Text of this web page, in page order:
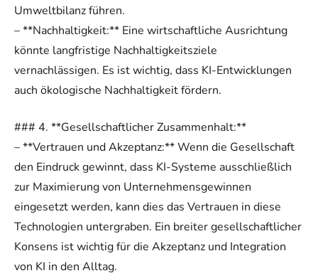
Umweltbilanz führen.
– **Nachhaltigkeit:** Eine wirtschaftliche Ausrichtung
könnte langfristige Nachhaltigkeitsziele
vernachlässigen. Es ist wichtig, dass KI-Entwicklungen
auch ökologische Nachhaltigkeit fördern.
### 4. **Gesellschaftlicher Zusammenhalt:**
– **Vertrauen und Akzeptanz:** Wenn die Gesellschaft
den Eindruck gewinnt, dass KI-Systeme ausschließlich
zur Maximierung von Unternehmensgewinnen
eingesetzt werden, kann dies das Vertrauen in diese
Technologien untergraben. Ein breiter gesellschaftlicher
Konsens ist wichtig für die Akzeptanz und Integration
von KI in den Alltag.